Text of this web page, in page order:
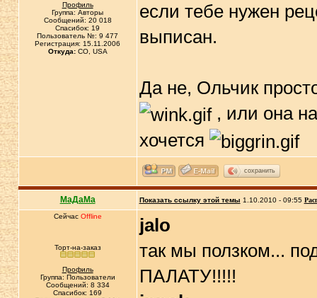
Профиль
Группа: Авторы
Сообщений: 20 018
Спасибок: 19
Пользователь №: 9 477
Регистрация: 15.11.2006
Откуда:CO, USA
если тебе нужен
выписан.
Да не, Ольчик
, или она
хочется
сохранить
МаДаМа Показать ссылку этой темы 1.10.2010 - 09:55
Сейчас Offline
Торт-на-заказ
Профиль
Группа: Пользователи
Сообщений: 8 334
Спасибок: 169
jalo
так мы ползком...
ПАЛАТУ!!!!!